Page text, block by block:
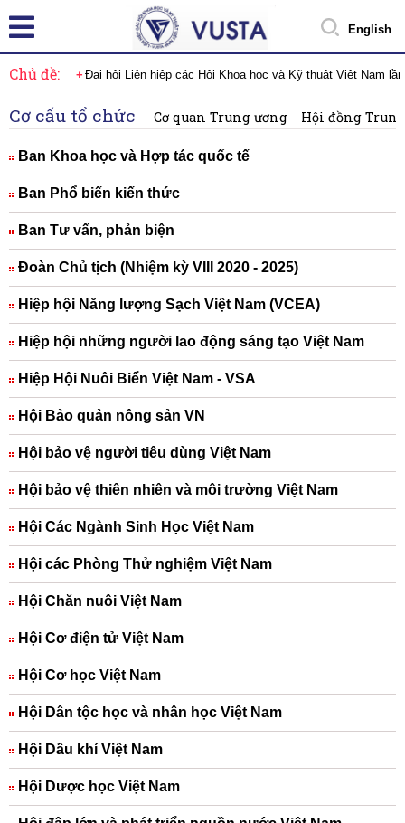
English
Chủ đề: Đại hội Liên hiệp các Hội Khoa học và Kỹ thuật Việt Nam
Cơ cấu tổ chức Cơ quan Trung ương Hội đồng
Ban Khoa học và Hợp tác quốc tế
Ban Phổ biến kiến thức
Ban Tư vấn, phản biện
Đoàn Chủ tịch (Nhiệm kỳ VIII 2020 - 2025)
Hiệp hội Năng lượng Sạch Việt Nam (VCEA)
Hiệp hội những người lao động sáng tạo Việt Nam
Hiệp Hội Nuôi Biển Việt Nam - VSA
Hội Bảo quản nông sản VN
Hội bảo vệ người tiêu dùng Việt Nam
Hội bảo vệ thiên nhiên và môi trường Việt Nam
Hội Các Ngành Sinh Học Việt Nam
Hội các Phòng Thử nghiệm Việt Nam
Hội Chăn nuôi Việt Nam
Hội Cơ điện tử Việt Nam
Hội Cơ học Việt Nam
Hội Dân tộc học và nhân học Việt Nam
Hội Dầu khí Việt Nam
Hội Dược học Việt Nam